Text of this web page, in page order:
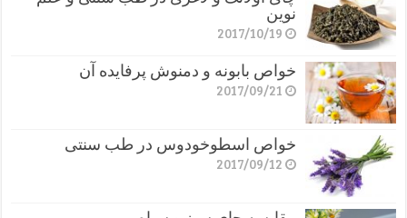
نوین
2017/10/19
خواص بابونه و دمنوش پرفایده آن
2017/09/21
خواص اسطوخودوس در طب سنتی
2017/09/12